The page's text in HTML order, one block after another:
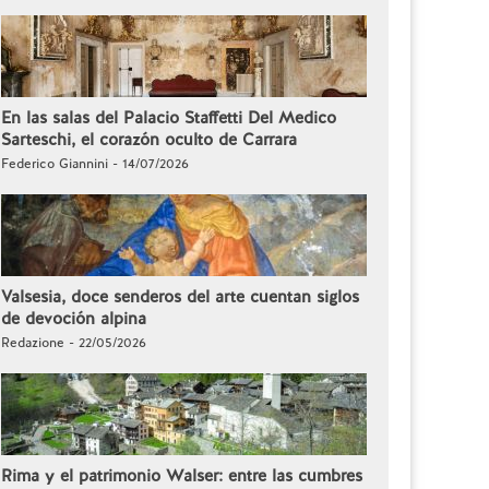
En las salas del Palacio Staffetti Del Medico
Sarteschi, el corazón oculto de Carrara
Federico Giannini - 14/07/2026
Valsesia, doce senderos del arte cuentan siglos
de devoción alpina
Redazione - 22/05/2026
Rima y el patrimonio Walser: entre las cumbres